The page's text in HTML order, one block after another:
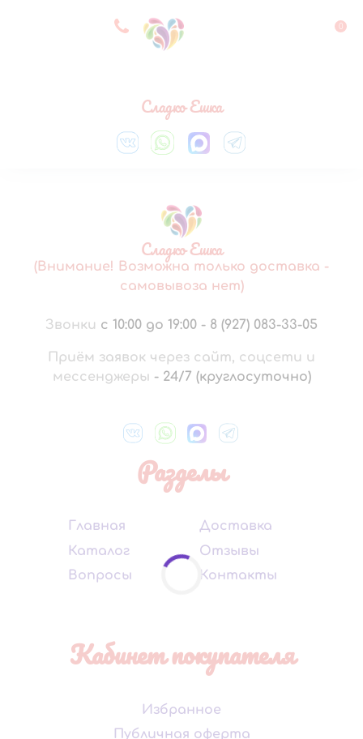
8 927 083 33 05 0
Сладко Ешка
Сладко Ешка
(Внимание! Возможна только доставка -
самовывоза нет)
Звонки с 10:00 до 19:00 - 8 (927) 083-33-05
Приём заявок через сайт, соцсети и
мессенджеры - 24/7 (круглосуточно)
Разделы
Главная
Каталог
Вопросы
Доставка
Отзывы
Контакты
Кабинет покупателя
Избранное
Публичная оферта